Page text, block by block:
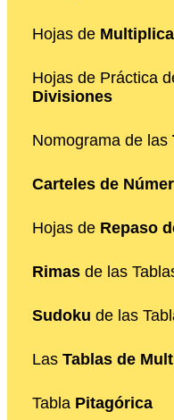
Hojas de
Hojas de Práctica
Divisiones
Nomograma de las
Carteles de
Hojas de Repaso
Rimas de las
Sudoku de las
Las Tablas de
Tabla Pitagórica